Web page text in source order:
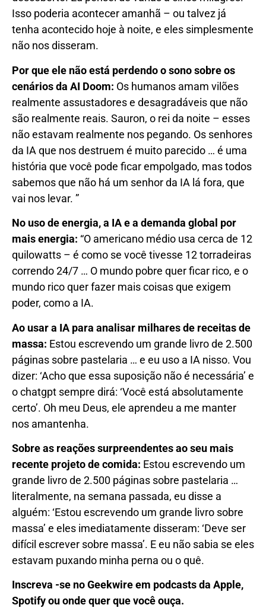
Isso poderia acontecer amanhã – ou talvez já
tenha acontecido hoje à noite, e eles simplesmente
não nos disseram.
Por que ele não está perdendo o sono sobre os
cenários da AI Doom: Os humanos amam vilões
realmente assustadores e desagradáveis ​​que não
são realmente reais. Sauron, o rei da noite – esses
não estavam realmente nos pegando. Os senhores
da IA ​​que nos destruem é muito parecido … é uma
história que você pode ficar empolgado, mas todos
sabemos que não há um senhor da IA ​​lá fora, que
vai nos levar. ”
No uso de energia, a IA e a demanda global por
mais energia: “O americano médio usa cerca de 12
quilowatts – é como se você tivesse 12 torradeiras
correndo 24/7 … O mundo pobre quer ficar rico, e o
mundo rico quer fazer mais coisas que exigem
poder, como a IA.
Ao usar a IA para analisar milhares de receitas de
massa: Estou escrevendo um grande livro de 2.500
páginas sobre pastelaria … e eu uso a IA nisso. Vou
dizer: ‘Acho que essa suposição não é necessária’ e
o chatgpt sempre dirá: ‘Você está absolutamente
certo’. Oh meu Deus, ele aprendeu a me manter
nos amantenha.
Sobre as reações surpreendentes ao seu mais
recente projeto de comida: Estou escrevendo um
grande livro de 2.500 páginas sobre pastelaria …
literalmente, na semana passada, eu disse a
alguém: ‘Estou escrevendo um grande livro sobre
massa’ e eles imediatamente disseram: ‘Deve ser
difícil escrever sobre massa’. E eu não sabia se eles
estavam puxando minha perna ou o quê.
Inscreva -se no Geekwire em podcasts da Apple,
Spotify ou onde quer que você ouça.